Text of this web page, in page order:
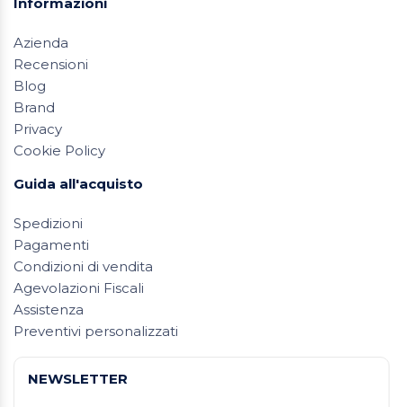
Azienda
Recensioni
Blog
Brand
Privacy
Cookie Policy
Guida all'acquisto
Spedizioni
Pagamenti
Condizioni di vendita
Agevolazioni Fiscali
Assistenza
Preventivi personalizzati
NEWSLETTER